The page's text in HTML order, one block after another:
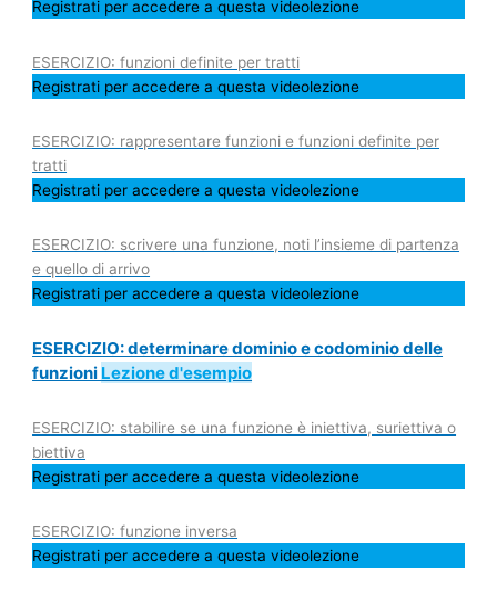
Registrati per accedere a questa videolezione
ESERCIZIO: funzioni definite per tratti
Registrati per accedere a questa videolezione
ESERCIZIO: rappresentare funzioni e funzioni definite per
tratti
Registrati per accedere a questa videolezione
ESERCIZIO: scrivere una funzione, noti l’insieme di partenza
e quello di arrivo
Registrati per accedere a questa videolezione
ESERCIZIO: determinare dominio e codominio delle
funzioni Lezione d'esempio
ESERCIZIO: stabilire se una funzione è iniettiva, suriettiva o
biettiva
Registrati per accedere a questa videolezione
ESERCIZIO: funzione inversa
Registrati per accedere a questa videolezione